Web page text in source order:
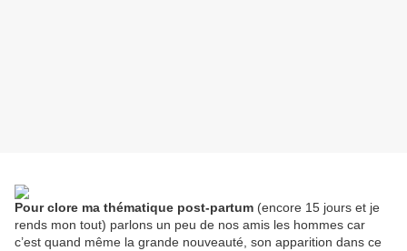
Pour clore ma thématique post-partum (encore 15 jours et je
rends mon tout) parlons un peu de nos amis les hommes car
c’est quand même la grande nouveauté, son apparition dans ce